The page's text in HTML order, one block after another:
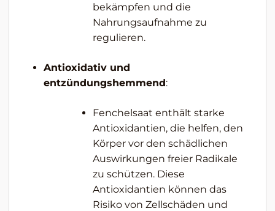
bekämpfen und die
Nahrungsaufnahme zu
regulieren.
Antioxidativ und
entzündungshemmend:
Fenchelsaat enthält starke
Antioxidantien, die helfen, den
Körper vor den schädlichen
Auswirkungen freier Radikale
zu schützen. Diese
Antioxidantien können das
Risiko von Zellschäden und